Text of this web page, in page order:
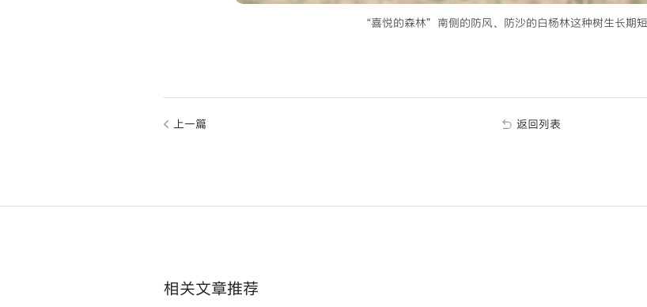
“喜悦的森林”南侧的防风、防沙的白杨林这种树生长期
上一篇 返回列表
相关文章推荐